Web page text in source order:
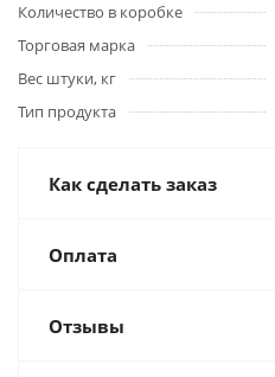
Количество в коробке
Торговая марка
Вес штуки, кг
Тип продукта
Как сделать заказ
Оплата
Отзывы